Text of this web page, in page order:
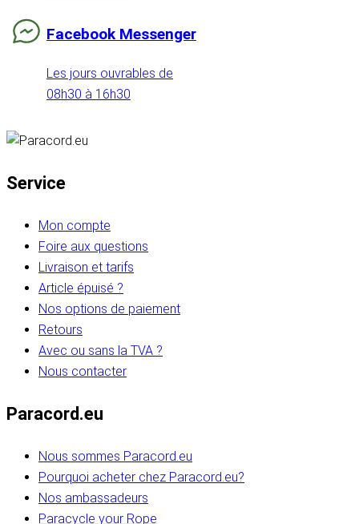
Facebook Messenger
Les jours ouvrables de
08h30 à 16h30
Service
Mon compte
Foire aux questions
Livraison et tarifs
Article épuisé ?
Nos options de paiement
Retours
Avec ou sans la TVA ?
Nous contacter
Paracord.eu
Nous sommes Paracord.eu
Pourquoi acheter chez Paracord.eu?
Nos ambassadeurs
Paracycle your Rope